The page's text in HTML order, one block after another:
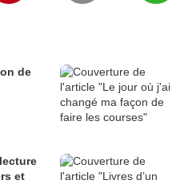
de
et